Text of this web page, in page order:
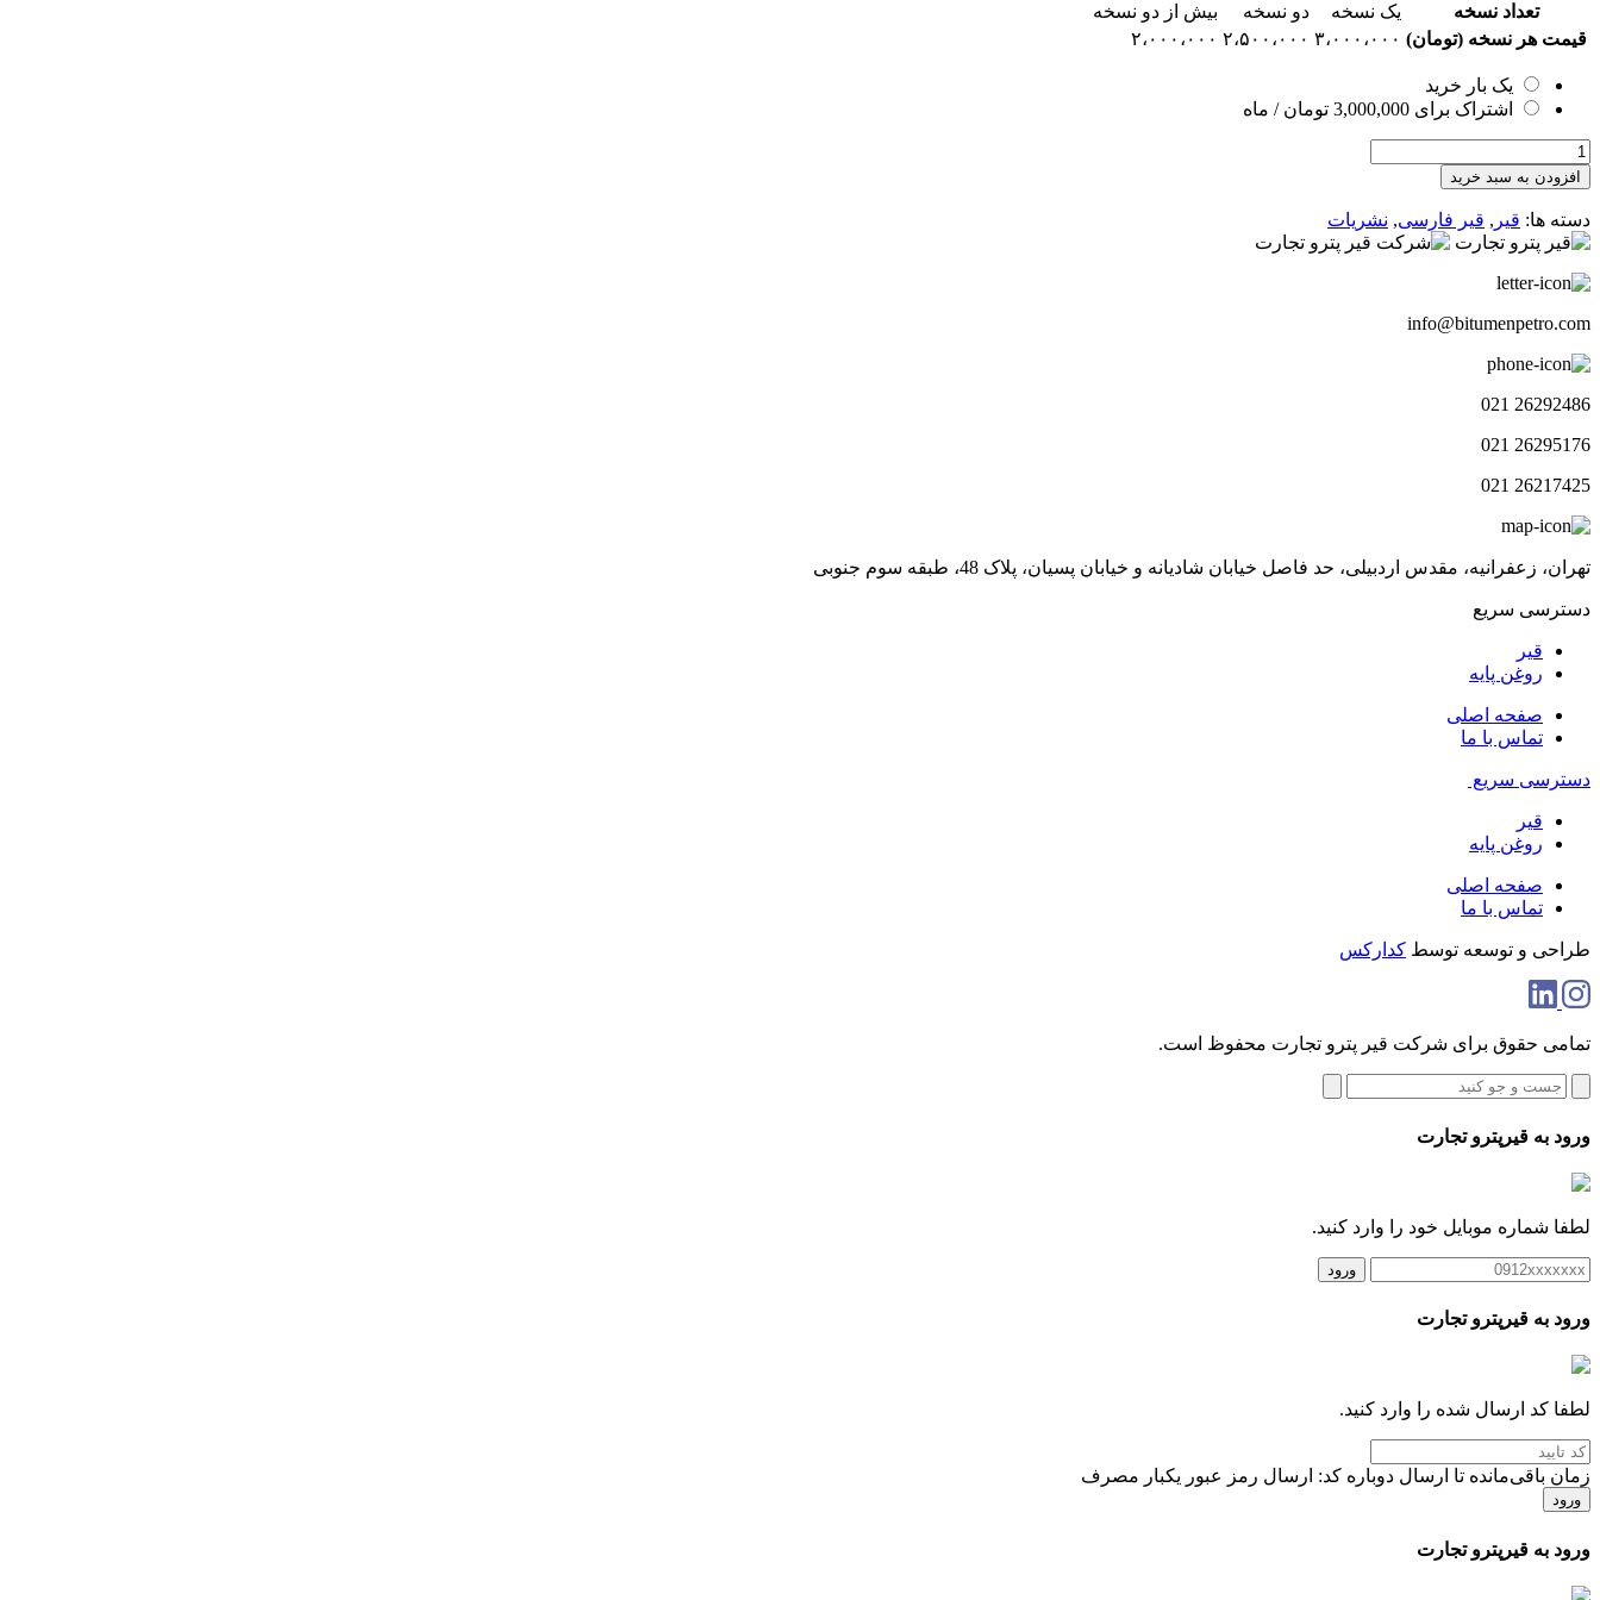
تعداد نسخه یک نسخه دو نسخه
بیش از دو نسخه
قیمت هر نسخه (تومان) ۳،۰۰۰،۰۰۰ ۲،۵۰۰،۰۰۰ ۲،۰۰۰،۰۰۰
یک بار خرید
اشتراک برای 3,000,000 تومان / ماه
هفته
نامه
چشم
انداز
قیر154
افزودن به سبد خرید
دسته ها: قیر , قیر فارسی, نشریات
info@bitumenpetro.com
26292486 021
26295176 021
26217425 021
تهران، زعفرانیه، مقدس اردبیلی، حد فاصل خیابان شادیانه و خیابان پسیان، پلاک 48، طبقه سوم جنوبی
دسترسی سریع
قیر
روغن پایه
صفحه اصلی
تماس با ما
دسترسی سریع
قیر
روغن پایه
صفحه اصلی
تماس با ما
طراحی و توسعه توسط کدارکس
تمامی حقوق برای شرکت قیر پترو تجارت محفوظ است.
ورود به قیرپترو تجارت
لطفا شماره موبایل خود را وارد کنید.
ورود
ورود به قیرپترو تجارت
لطفا کد ارسال شده را وارد کنید.
زمان باقی‌مانده تا ارسال دوباره کد: ارسال رمز عبور یکبار مصرف
ورود
ورود به قیرپترو تجارت